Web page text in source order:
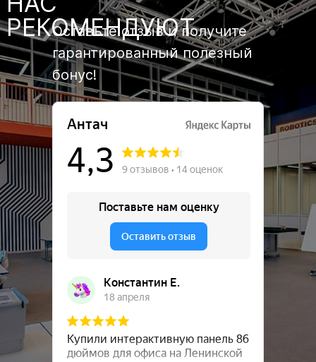
Оставьте отзыв и получите
гарантированный полезный
бонус!
РЕКОМЕНДУЮТ